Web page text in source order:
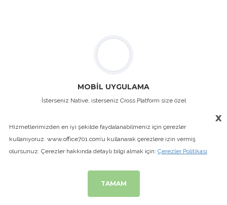
MOBİL UYGULAMA
İsterseniz Native, isterseniz Cross Platform size özel
olsun, isterse web sitenizin mobil uygulama
versiyonunu uzman ekiplerimizle tasarlayıp, hayata
geçiriyoruz...
x
Hizmetlerimizden en iyi şekilde faydalanabilmeniz için çerezler
kullanıyoruz. www.office701.com’u kullanarak çerezlere izin vermiş
olursunuz. Çerezler hakkında detaylı bilgi almak için: Çerezler Politikası
TAMAM